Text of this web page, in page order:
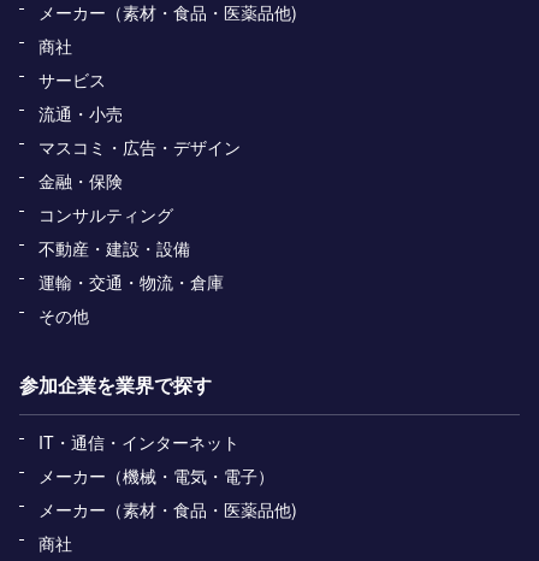
メーカー（素材・食品・医薬品他)
商社
サービス
流通・小売
マスコミ・広告・デザイン
金融・保険
コンサルティング
不動産・建設・設備
運輸・交通・物流・倉庫
その他
参加企業を業界で探す
IT・通信・インターネット
メーカー（機械・電気・電子）
メーカー（素材・食品・医薬品他)
商社